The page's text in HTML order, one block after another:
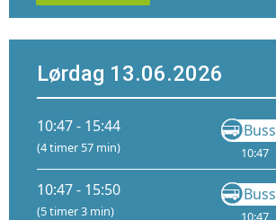
Lørdag 13.06.2026
10:47 - 15:44
(4 timer 57 min)
Buss
10:47
10:47 - 15:50
(5 timer 3 min)
Buss